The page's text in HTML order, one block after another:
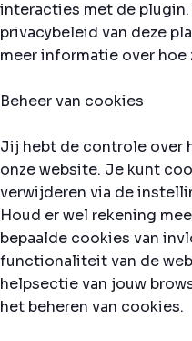
interacties met de
privacybeleid van deze
meer informatie over hoe
Beheer van cookies
Jij hebt de controle over
onze website. Je kunt
verwijderen via de
Houd er wel rekening
bepaalde cookies van
functionaliteit van de
helpsectie van jouw
het beheren van cookies.